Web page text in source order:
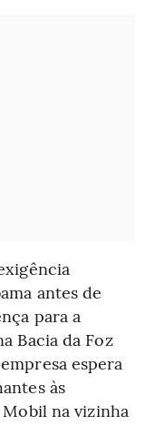
antes de
para a
Bacia da Foz
espera
às
na vizinha